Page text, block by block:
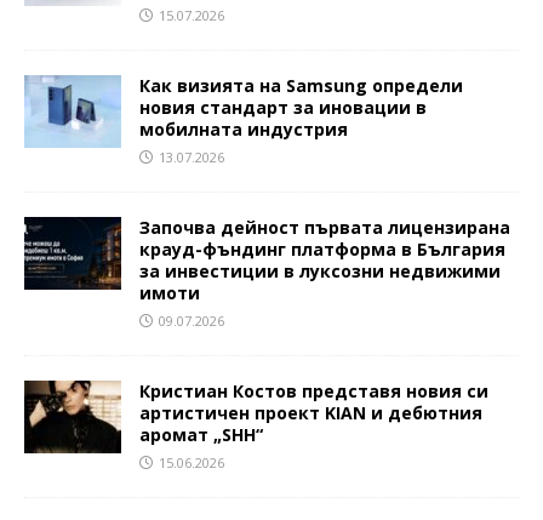
15.07.2026
Как визията на Samsung определи
новия стандарт за иновации в
мобилната индустрия
13.07.2026
Започва дейност първата лицензирана
крауд-фъндинг платформа в България
за инвестиции в луксозни недвижими
имоти
09.07.2026
Кристиан Костов представя новия си
артистичен проект KIAN и дебютния
аромат „SHH“
15.06.2026